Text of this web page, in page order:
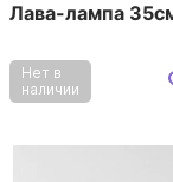
Лава-лампа
Нет в
наличии